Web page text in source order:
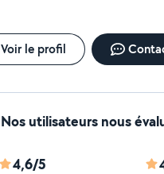
Voir le profil
Nos utilisateurs nous
4,6/5